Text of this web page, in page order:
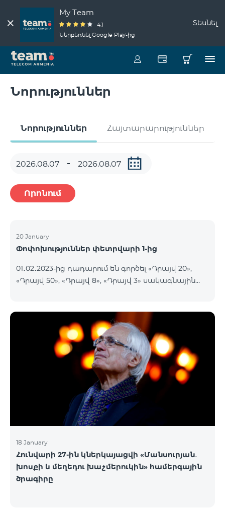
My Team
4.1
Ներբեռնել Google Play-ից
Տեսնել
Նորություններ
Նորություններ Հայտարարություններ
Որոնում
20 January
Փոփոխություններ փետրվարի 1-ից
01․02․2023-ից դադարում են գործել «Դրայվ 20»,
«Դրայվ 50», «Դրայվ 8», «Դրայվ 3» սակագնային
փաթեթներից՝ համաձայն ստորև աղյուսակի․ Հին
սակագնային փաթեթ Նոր սակագնային փաթեթ
Դրայվ 8 Drive Midi 80 G
18 January
Հունվարի 27-ին կներկայացվի «Մանսուրյան․
խոսքի և մեղեդու խաչմերուկին» համերգային
ծրագիրը